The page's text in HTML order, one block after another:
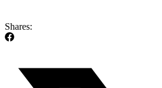
Shares: